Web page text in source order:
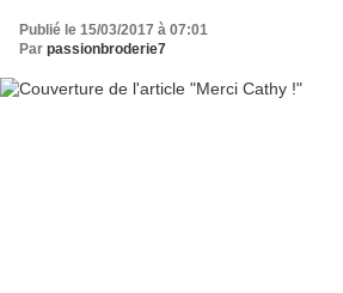
Publié le 15/03/2017 à 07:01
Par passionbroderie7